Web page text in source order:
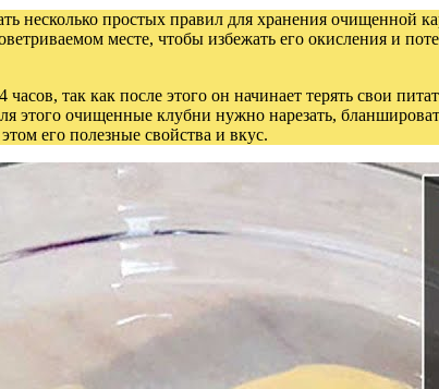
несколько простых правил для хранения
месте, чтобы избежать его окисления и
так как после этого он начинает терять свои
этого очищенные клубни нужно нарезать,
его полезные свойства и вкус.